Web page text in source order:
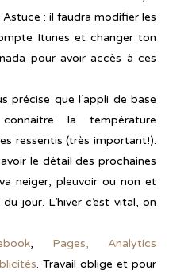
: il faudra modifier les
Itunes et changer ton
pour avoir accès à ces
précise que l’appli de base
la température
ressentis (très important!).
le détail des prochaines
neiger, pleuvoir ou non et
jour. L’hiver c’est vital, on
, Pages,
Analytics
. Travail oblige et pour